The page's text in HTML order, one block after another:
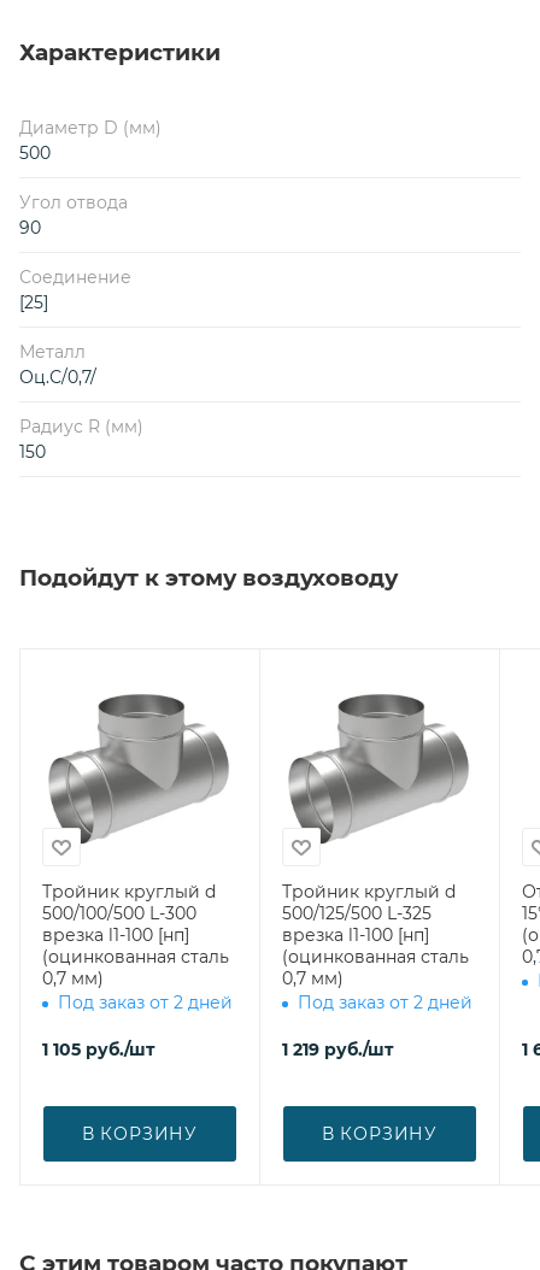
Характеристики
Диаметр D (мм)
500
Угол отвода
90
Соединение
[25]
Металл
Оц.С/0,7/
Радиус R (мм)
150
Подойдут к этому воздуховоду
Тройник круглый d
500/100/500 L-300
врезка l1-100 [нп]
(оцинкованная сталь
0,7 мм)
Под заказ от 2 дней
1 105 руб./шт
В КОРЗИНУ
Тройник круглый d
500/125/500 L-325
врезка l1-100 [нп]
(оцинкованная сталь
0,7 мм)
Под заказ от 2 дней
1 219 руб./шт
В КОРЗИНУ
1
С этим товаром часто покупают